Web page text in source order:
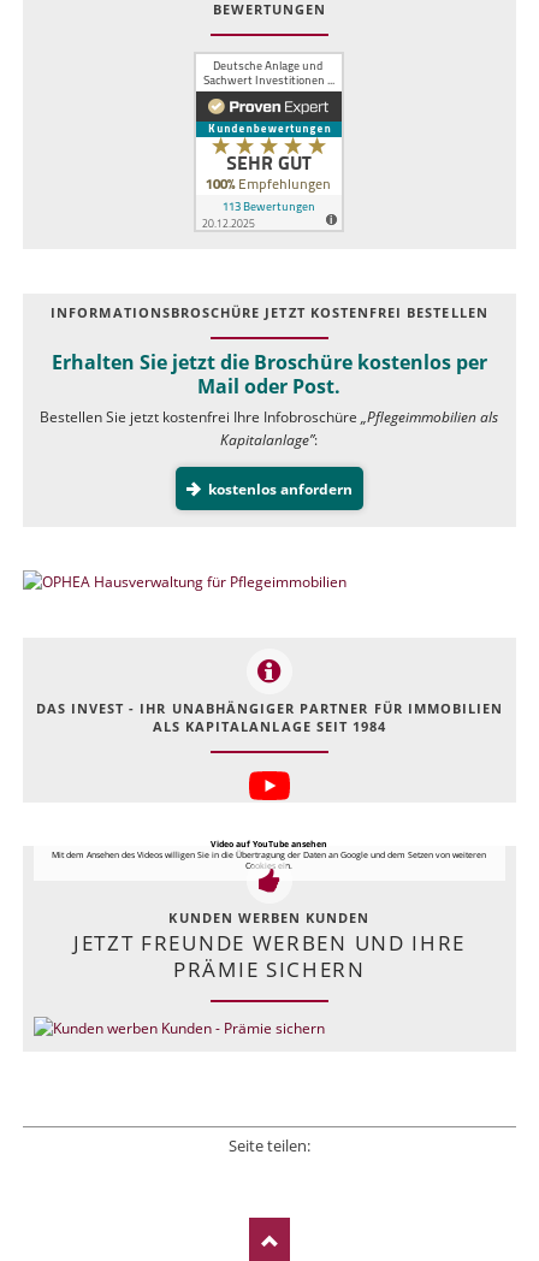
BEWERTUNGEN
INFOR­MATIONS­BROSCHÜRE JETZT KOSTEN­FREI BESTELLEN
Erhalten Sie jetzt die Broschüre kostenlos per
Mail oder Post.
Bestellen Sie jetzt kostenfrei Ihre Infobroschüre„Pflegeimmobilien als
Kapitalanlage”:
kostenlos anfordern
DAS INVEST - IHR UNABHÄNGIGER PARTNER FÜR IMMOBILIEN
ALS KAPITALANLAGE SEIT 1984
Video auf YouTube ansehen
Mit dem Ansehen des Videos willigen Sie in die Übertragung der Daten an Google und dem Setzen von weiteren
Cookies ein.
KUNDEN WERBEN KUNDEN
JETZT FREUNDE WERBEN UND IHRE
PRÄMIE SICHERN
Seite teilen: